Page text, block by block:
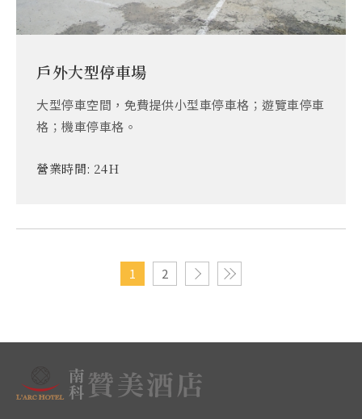
戶外大型停車場
大型停車空間，免費提供小型車停車格；遊覽車停車
格；機車停車格。
營業時間: 24H
1 2